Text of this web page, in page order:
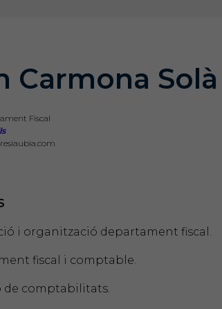
Carmona Solà
Fiscal
i organització departament fiscal.
fiscal i comptable.
de comptabilitats.